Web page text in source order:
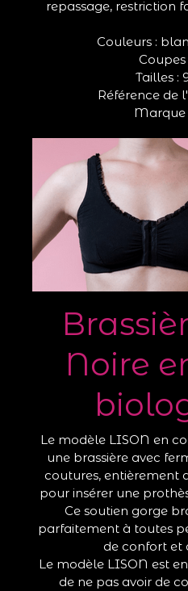
repassage, restriction
Couleurs :
Coupes
Tailles :
Référence de
Marque
Noire
Le modèle LISON en
une brassière avec
coutures, entièrement
pour insérer une
Ce soutien gorge
parfaitement à toutes
de confort et
Le modèle LISON est
de ne pas avoir de